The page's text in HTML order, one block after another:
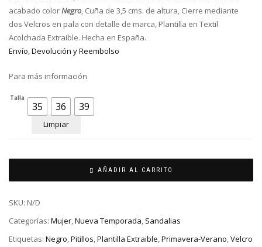
acabado colorNegro, Cuña de 3,5 cms. de altura, Cierre mediante
dos Velcros en pala con detalle de marca, Plantilla en Textil
Acolchada Extraible. Hecha en España.
Envío, Devolución y Reembolso
Para más información
Talla
35 36 39
Limpiar
AÑADIR AL CARRITO
SKU: N/D
Categorías: Mujer,Nueva Temporada, Sandalias
Etiquetas: Negro,Pitillos,Plantilla Extraible,Primavera-Verano,Velcro